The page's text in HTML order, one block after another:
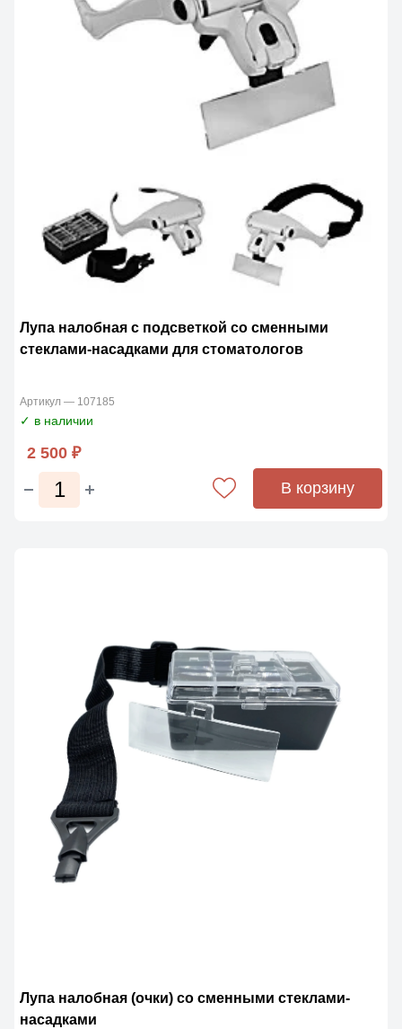
Лупа налобная с подсветкой со сменными
стеклами-насадками для стоматологов
Артикул — 107185
✓ в наличии
2 500 ₽
В корзину
Лупа налобная (очки) со сменными стеклами-
насадками